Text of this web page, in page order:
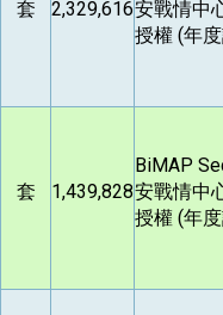
套 2,329,616安戰情中
授權 (年
套 1,439,828
BiMAP
安戰情中
授權 (年